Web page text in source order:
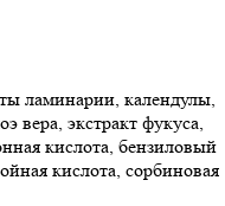
ламинарии, календулы,
вера, экстракт фукуса,
кислота, бензиловый
кислота, сорбиновая